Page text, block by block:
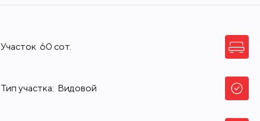
Участок 60 сот.
Тип участка: Видовой